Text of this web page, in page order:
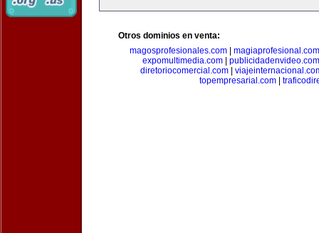
Otros dominios en venta:
magosprofesionales.com
magiaprofesional.com
expomultimedia.com
publicidadenvideo.com
diretoriocomercial.com
topempresarial.com|